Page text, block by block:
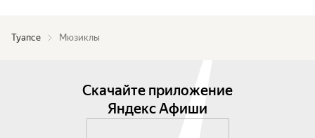
Туапсе Мюзиклы
Скачайте приложение
Яндекс Афиши